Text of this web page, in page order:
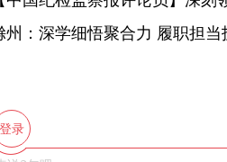
州：深学细悟聚合力 履职担当
登录